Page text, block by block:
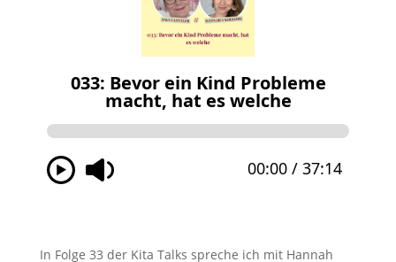
In Folge 33 der Kita Talks spreche ich mit Hannah